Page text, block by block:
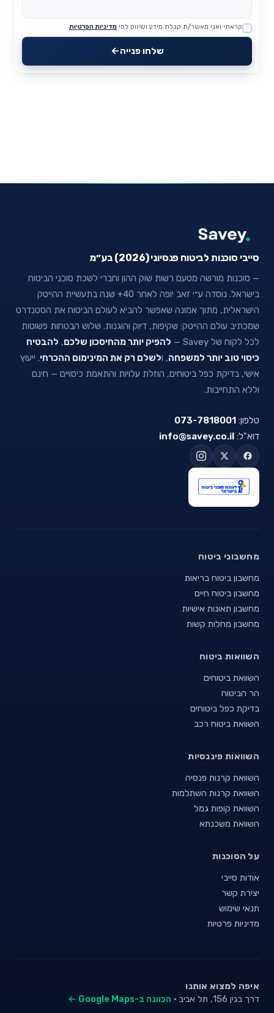
Website
קראתי ואני מאשר/ת קבלת מידע ושיווק לפי מדיניות הפרטיות
שלחו פנייה
סייבי סוכנות לביטוח פנסיוני (2026) בע״מ
— סוכנות מורשה מטעם רשות שוק ההון וחברי לשכת סוכני הביטוח
בישראל. נוסדה ע״י זאב יופה לאחר 40+ שנה בתעשיית ההייטק
הישראלית, מתוך אמונה שאפשר להביא לעולם הביטוח את הסטנדרט
שמכתיב עולם ההייטק: שקיפות, דיוק והוגנות. שלוש הבטחות פשוטות
לכל לקוח של Savey —
להפיק יותר מהחיסכון שלכם, להבטיח
כיסוי טוב יותר למשפחה, ולשלם רק את המינימום ההכרחי. ייעוץ
אישי, בדיקת כפל ביטוחים, הוזלת עלויות והתאמת כיסויים — חינם
וללא התחייבות.
טלפון: 073-7818001
דוא"ל: info@savey.co.il
מחשבוני ביטוח
מחשבון ביטוח בריאות
מחשבון ביטוח חיים
מחשבון תאונות אישיות
מחשבון מחלות קשות
השוואות ביטוח
השוואת ביטוחים
הר הביטוח
בדיקת כפל ביטוחים
השוואת ביטוח רכב
השוואות פיננסיות
השוואת קרנות פנסיה
השוואת קרנות השתלמות
השוואת קופות גמל
השוואת משכנתא
על הסוכנות
אודות סייבי
יצירת קשר
תנאי שימוש
מדיניות פרטיות
איפה למצוא אותנו
דרך בגין 156, תל אביב · הכוונה ב-Google Maps ←